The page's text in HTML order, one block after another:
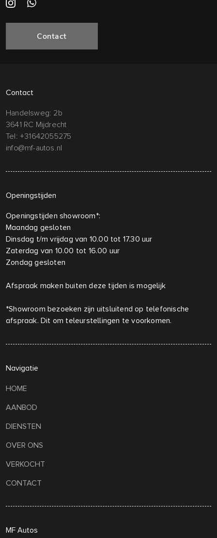
Contact
Contact
Handelsweg: 2b
3641 RC Mijdrecht
Tel: +31642055275
info@mf-autos.nl
Openingstijden
Openingstijden showroom*:
Maandag gesloten
Dinsdag t/m vrijdag van 10.00 tot 17.30 uur
Zaterdag van 10.00 tot 16.00 uur
Zondag gesloten
Afspraak maken buiten deze tijden is mogelijk
*Showroom bezoeken zijn uitsluitend op telefonische
afspraak. Dit om teleurstellingen te voorkomen.
Navigatie
HOME
AANBOD
DIENSTEN
OVER ONS
VERKOCHT
CONTACT
MF Autos